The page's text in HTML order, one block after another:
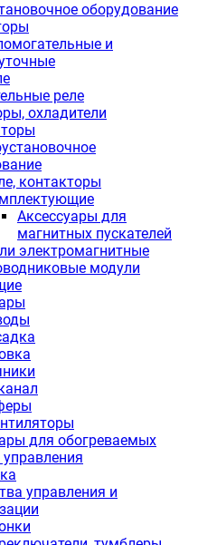
оборудование
и
реле
охладители
контакторы
Аксессуары для
магнитных пускателей
электромагнитные
модули
для обогреваемых
управления и